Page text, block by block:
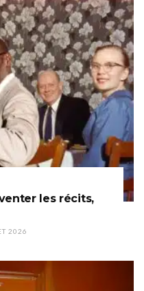
les récits,
2026